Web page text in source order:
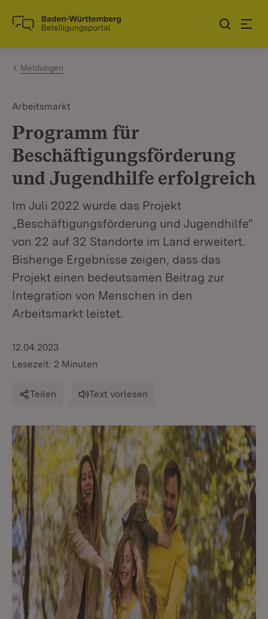
Zum Inhalt springen
Link zur Startseite
Meldungen
Arbeitsmarkt
Programm für
Beschäftigungsförderung
und Jugendhilfe erfolgreich
Im Juli 2022 wurde das Projekt
„Beschäftigungsförderung und Jugendhilfe"
von 22 auf 32 Standorte im Land erweitert.
Bisherige Ergebnisse zeigen, dass das
Projekt einen bedeutsamen Beitrag zur
Integration von Menschen in den
Arbeitsmarkt leistet.
12.04.2023
Lesezeit: 2 Minuten
Teilen Text vorlesen